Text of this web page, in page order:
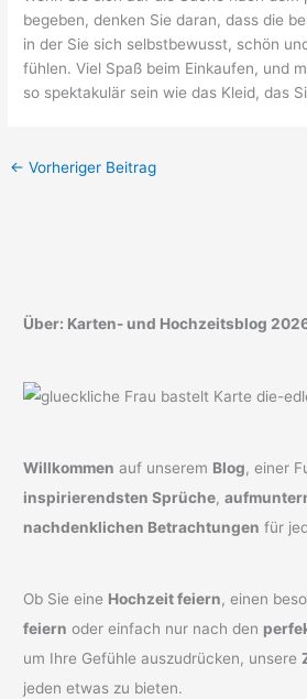
begeben, denken Sie daran, dass die
in der Sie sich selbstbewusst, schön
fühlen. Viel Spaß beim Einkaufen, und
so spektakulär sein wie das Kleid, das
← Vorheriger Beitrag
Über: Karten- und Hochzeitsblog
Willkommen auf unserem Blog, einer
inspirierendsten Sprüche,
nachdenklichen Betrachtungen für
Ob Sie eine Hochzeit feiern, einen
feiern oder einfach nur nach den
um Ihre Gefühle auszudrücken, unsere
jeden etwas zu bieten.